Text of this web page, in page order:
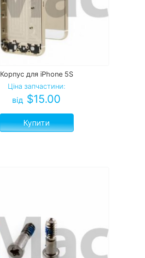
Корпус для iPhone 5S
Ціна запчастини:
від $15.00
Купити